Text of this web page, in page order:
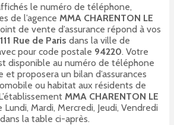
le numéro de téléphone,
de l’agence MMA CHARENTON LE
de vente d’assurance répond à vos
111 Rue de Paris dans la ville de
pour code postale 94220. Votre
disponible au numéro de téléphone
proposera un bilan d’assurances
ou habitat aux résidents de
MMA CHARENTON LE
Lundi, Mardi, Mercredi, Jeudi, Vendredi
la table ci-après.